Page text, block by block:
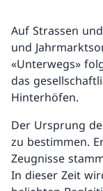
Auf Strassen
und
«Unterwegs»
das
Hinterhöfen.
Der Ursprung
zu bestimmen.
Zeugnisse
In dieser Zeit